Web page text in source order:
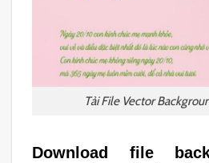
Tải File Vector
Download file